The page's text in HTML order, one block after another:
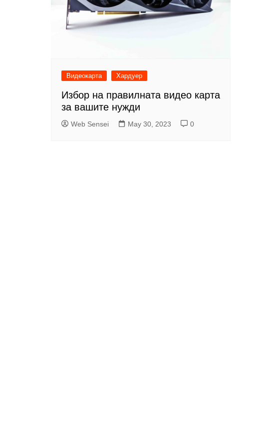
Видеокарта Хардуер
Избор на правилната видео карта
за вашите нужди
Web Sensei May 30, 2023 0